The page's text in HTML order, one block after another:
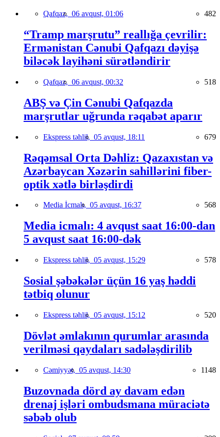
Qafqaz, 06 avqust, 01:06 482
“Tramp marşrutu” reallığa çevrilir:
Ermənistan Cənubi Qafqazı dəyişə
biləcək layihəni sürətləndirir
Qafqaz, 06 avqust, 00:32 518
ABŞ və Çin Cənubi Qafqazda
marşrutlar uğrunda rəqabət aparır
Ekspress təhlil, 05 avqust, 18:11 679
Rəqəmsal Orta Dəhliz: Qazaxıstan və
Azərbaycan Xəzərin sahillərini fiber-
optik xətlə birləşdirdi
Media İcmalı, 05 avqust, 16:37 568
Media icmalı: 4 avqust saat 16:00-dan
5 avqust saat 16:00-dək
Ekspress təhlil, 05 avqust, 15:29 578
Sosial şəbəkələr üçün 16 yaş həddi
tətbiq olunur
Ekspress təhlil, 05 avqust, 15:12 520
Dövlət əmlakının qurumlar arasında
verilməsi qaydaları sadələşdirilib
Cəmiyyət, 05 avqust, 14:30 1148
Buzovnada dörd ay davam edən
drenaj işləri ombudsmana müraciətə
səbəb olub